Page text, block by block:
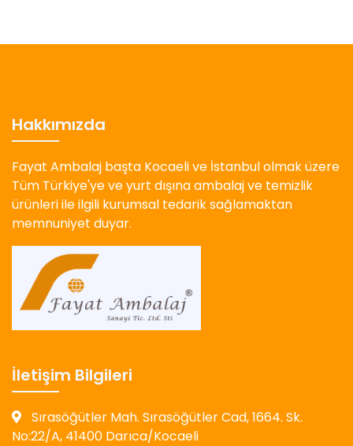
Hakkımızda
Fayat Ambalaj başta Kocaeli ve İstanbul olmak üzere
Tüm Türkiye'ye ve yurt dışına ambalaj ve temizlik
ürünleri ile ilgili kurumsal tedarik sağlamaktan
memnuniyet duyar.
İletişim Bilgileri
Sırasöğütler Mah. Sırasöğütler Cad, 1664. Sk.
No:22/A, 41400 Darıca/Kocaeli